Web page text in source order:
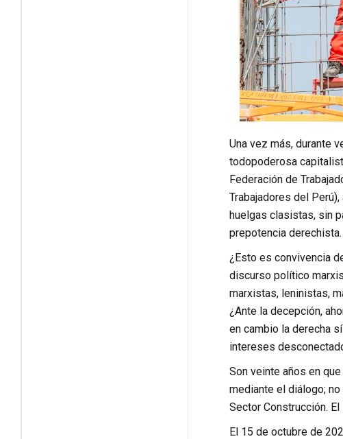
Una vez más, durante
todopoderosa
Federación de
Trabajadores del
huelgas clasistas, sin
prepotencia derechista.
¿Esto es convivencia
discurso político
marxistas, leninistas,
¿Ante la decepción,
en cambio la derecha
intereses
Son veinte años en
mediante el diálogo;
Sector Construcción.
El 15 de octubre de